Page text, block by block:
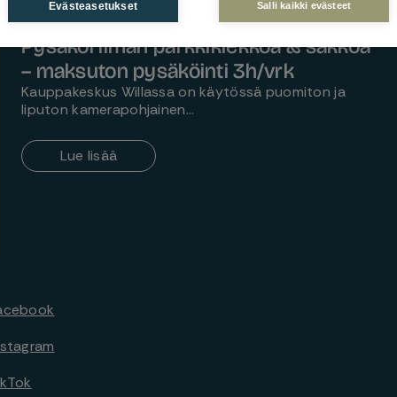
Evästeasetukset Salli kaikki evästeet
Pysäköi ilman parkkikiekkoa & sakkoa
– maksuton pysäköinti 3h/vrk
Kauppakeskus Willassa on käytössä puomiton ja
liputon kamerapohjainen…
Lue lisää